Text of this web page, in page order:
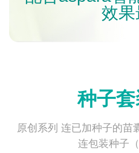
效
种子
原创系列 连已加种子的苗
连包装种子